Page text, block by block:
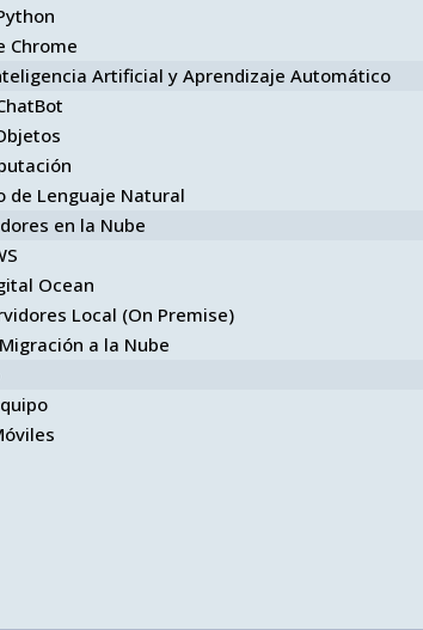
Chrome
Artificial y Aprendizaje Automático
de Lenguaje Natural
en la Nube
Ocean
Local (On Premise)
a la Nube